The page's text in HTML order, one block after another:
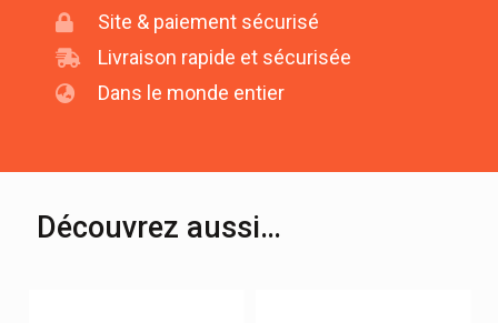
Site & paiement sécurisé
Livraison rapide et sécurisée
Dans le monde entier
Découvrez aussi…